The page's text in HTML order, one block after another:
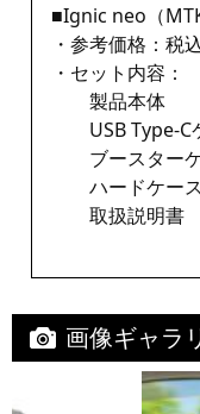
■Ignic neo（
・参考価格：税
・セット内容：
製品本体
USB Type-C
ブースター
ハードケース
取扱説明書
画像ギャラ